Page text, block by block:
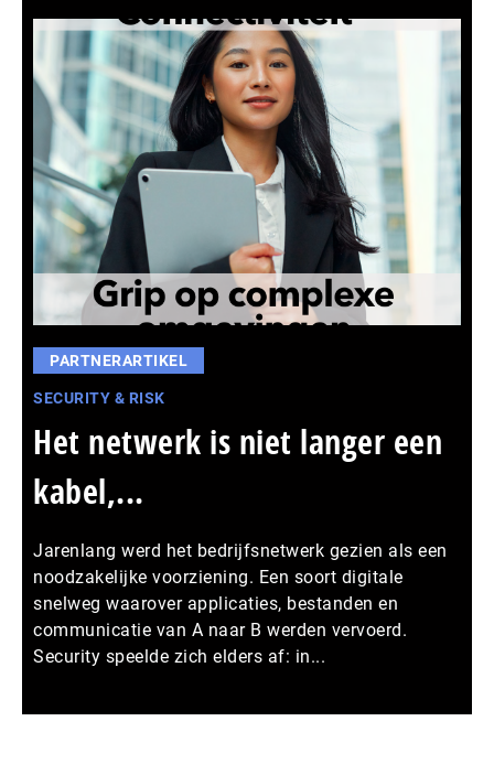
PARTNERARTIKEL
SECURITY & RISK
Het netwerk is niet langer een
kabel,...
Jarenlang werd het bedrijfsnetwerk gezien als een
noodzakelijke voorziening. Een soort digitale
snelweg waarover applicaties, bestanden en
communicatie van A naar B werden vervoerd.
Security speelde zich elders af: in...